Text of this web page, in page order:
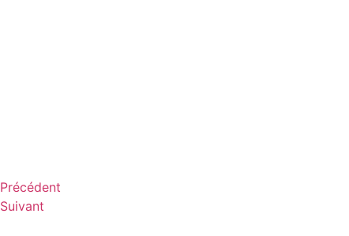
Précédent
Suivant